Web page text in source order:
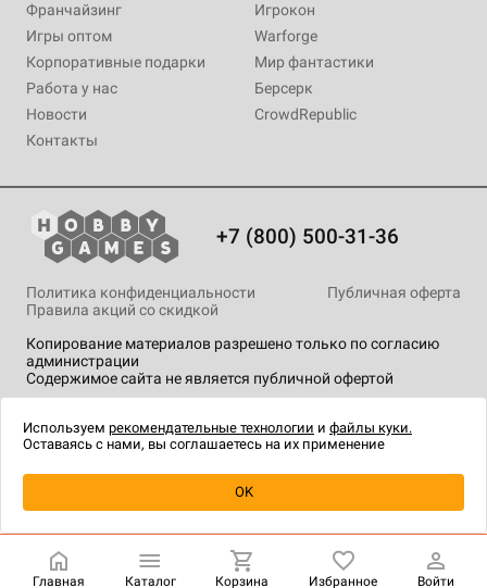
Франчайзинг
Игры оптом
Корпоративные подарки
Работа у нас
Новости
Контакты
Игрокон
Warforge
Мир фантастики
Берсерк
CrowdRepublic
+7 (800) 500-31-36
Копирование материалов разрешено только по согласию
администрации
Содержимое сайта не является публичной офертой
Политика конфиденциальности
Публичная оферта
Правила акций со скидкой
технологии.
Главная Каталог Корзина Избранное Войти
Используем рекомендательные технологии и файлы куки.
Оставаясь с нами, вы соглашаетесь на их применение
OK